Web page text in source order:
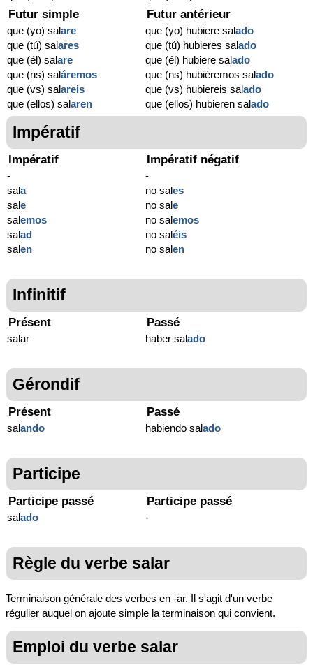
Futur simple
que (yo) salare
que (tú) salares
que (él) salare
que (ns) saláremos
que (vs) salareis
que (ellos) salaren
Futur antérieur
que (yo) hubiere salado
que (tú) hubieres salado
que (él) hubiere salado
que (ns) hubiéremos salado
que (vs) hubiereis salado
que (ellos) hubieren salado
Impératif
Impératif
-
sala
sale
salemos
salad
salen
Impératif négatif
-
no sales
no sale
no salemos
no saléis
no salen
Infinitif
Présent
salar
Passé
haber salado
Gérondif
Présent
salando
Passé
habiendo salado
Participe
Participe passé
salado
Participe passé
-
Règle du verbe salar
Terminaison générale des verbes en -ar. Il s'agit d'un verbe
régulier auquel on ajoute simple la terminaison qui convient.
Emploi du verbe salar